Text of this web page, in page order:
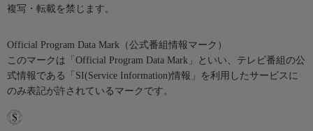
複写・転載を禁じます。
Official Program Data Mark（公式番組情報マーク）
このマークは「Official Program Data Mark」といい、テレビ番組の公
式情報である「SI(Service Information)情報」を利用したサービスに
のみ表記が許されているマークです。